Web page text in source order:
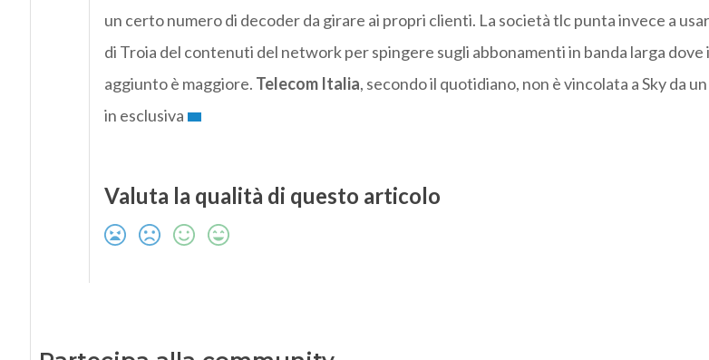
un certo numero di decoder da girare ai propri clienti. La società tlc punta invece a
di Troia del contenuti del network per spingere sugli abbonamenti in banda larga dove
aggiunto è maggiore. Telecom Italia, secondo il quotidiano, non è vincolata a Sky da
in esclusiva
Valuta la qualità di questo articolo